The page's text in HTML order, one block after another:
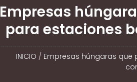
Empresas
para estaciones
INICIO / Empresas húngaras